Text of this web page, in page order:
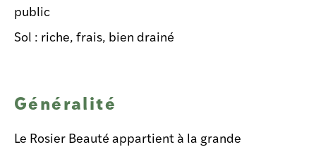
public
Sol : riche, frais, bien drainé
Généralité
Le Rosier Beauté appartient à la grande